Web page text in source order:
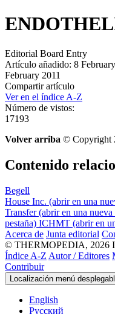
Editorial Board Entry
Artículo añadido: 8
February 2011
Compartir artículo
Ver en el índice A-Z
Número de vistos:
17193
Volver arriba © Copyright
Contenido
Begell
House Inc. (abrir en una
Transfer (abrir en una nueva
pestaña) ICHMT (abrir en
Acerca de Junta editorial
© THERMOPEDIA, 2026
Índice A-Z Autor / Editores
Contribuir
Localización menú
English
Русский